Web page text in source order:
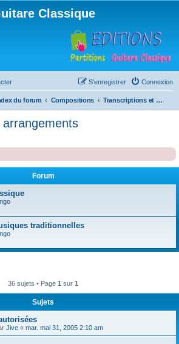
Classique
Connexion
S’enregistrer
du forum Compositions Transcriptions et arrangements
Forum
traditionnelles
36 sujets • Page 1 sur 1
Sujets
Jive « mar. mai 31, 2005 2:10 am